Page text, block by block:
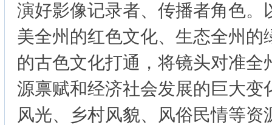
演好影像记录者、传播者角色。
美全州的红色文化、生态全州的
的古色文化打通，将镜头对准全
源禀赋和经济社会发展的巨大变
风光、乡村风貌、风俗民情等资